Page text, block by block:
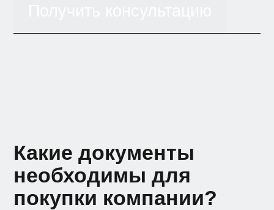
Какие документы
необходимы для
покупки компании?